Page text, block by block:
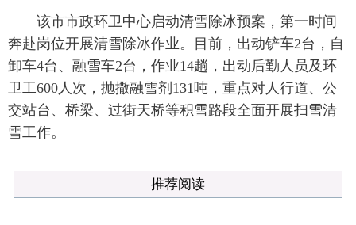
该市市政环卫中心启动清雪除冰预案，第一时间
奔赴岗位开展清雪除冰作业。目前，出动铲车2台，自
卸车4台、融雪车2台，作业14趟，出动后勤人员及环
卫工600人次，抛撒融雪剂131吨，重点对人行道、公
交站台、桥梁、过街天桥等积雪路段全面开展扫雪清
雪工作。
推荐阅读